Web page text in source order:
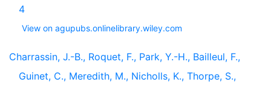
4
View on agupubs.onlinelibrary.wiley.com
Charrassin, J.-B., Roquet, F., Park, Y.-H., Bailleul, F.,
Guinet, C., Meredith, M., Nicholls, K., Thorpe, S.,